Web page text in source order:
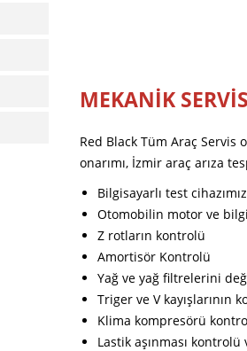
MEKANİK
Red Black Tüm Araç Servis
onarımı, İzmir araç arıza
Bilgisayarlı test
Otomobilin motor ve
Z rotların kontrolü
Amortisör Kontrolü
Yağ ve yağ filtrelerini
Triger ve V kayışlarının
Klima kompresörü
Lastik aşınması kontrolü